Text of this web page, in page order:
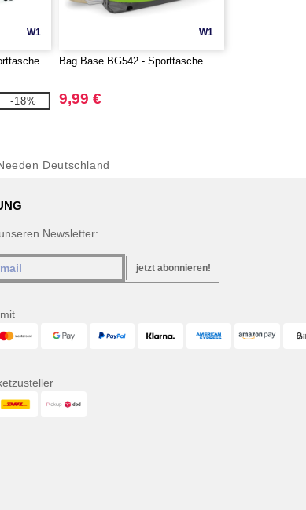
W1
-18%
W1
Bag Base BG542 - Sporttasche
9,99 €
Deutschland
Newsletter:
jetzt abonnieren!